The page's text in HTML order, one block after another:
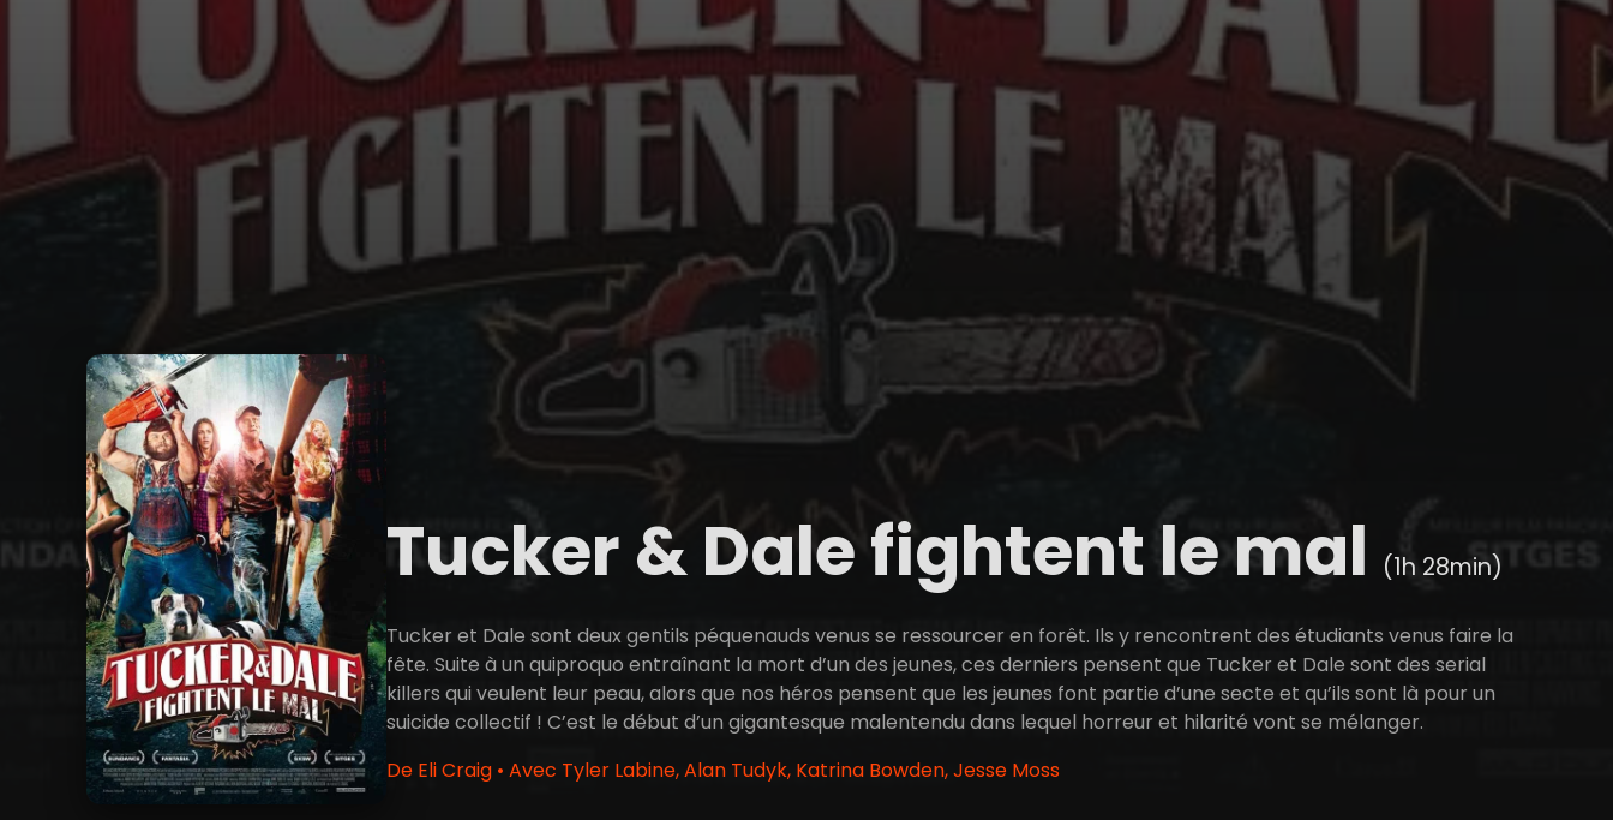
Tucker & Dale fightent le mal (1h 28min)
Tucker et Dale sont deux gentils péquenauds venus se ressourcer en forêt. Ils y rencontrent des étudiants venus faire la
fête. Suite à un quiproquo entraînant la mort d’un des jeunes, ces derniers pensent que Tucker et Dale sont des serial
killers qui veulent leur peau, alors que nos héros pensent que les jeunes font partie d’une secte et qu’ils sont là pour un
suicide collectif ! C’est le début d’un gigantesque malentendu dans lequel horreur et hilarité vont se mélanger.
De Eli Craig • Avec Tyler Labine, Alan Tudyk, Katrina Bowden, Jesse Moss